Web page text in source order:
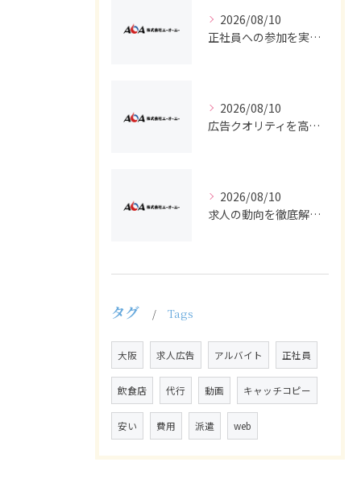
2026/08/10
正社員への参加を実現する採用と求人広告のポイントを徹底解説
2026/08/10
広告クオリティを高める採用求人でバイトと正社員を集める実践テクニック
2026/08/10
求人の動向を徹底解説し採用や広告戦略に活かすバイトと正社員の最新トレンド
タグ Tags
大阪 求人広告 アルバイト 正社員
飲食店 代行 動画 キャッチコピー
安い 費用 派遣 web